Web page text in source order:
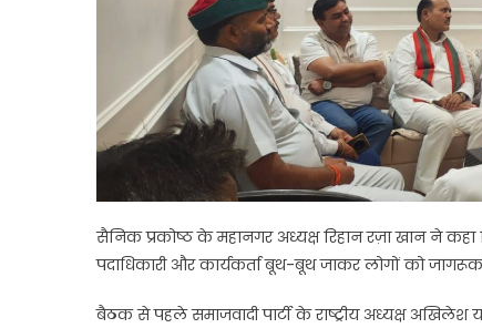
सैनिक प्रकोष्ठ के महानगर अध्यक्ष रिहान रज़ा खान ने
पदाधिकारी और कार्यकर्ता बूथ-बूथ जाकर लोगों को
बैठक से पहले समाजवादी पार्टी के राष्ट्रीय अध्यक्ष अखिलेश